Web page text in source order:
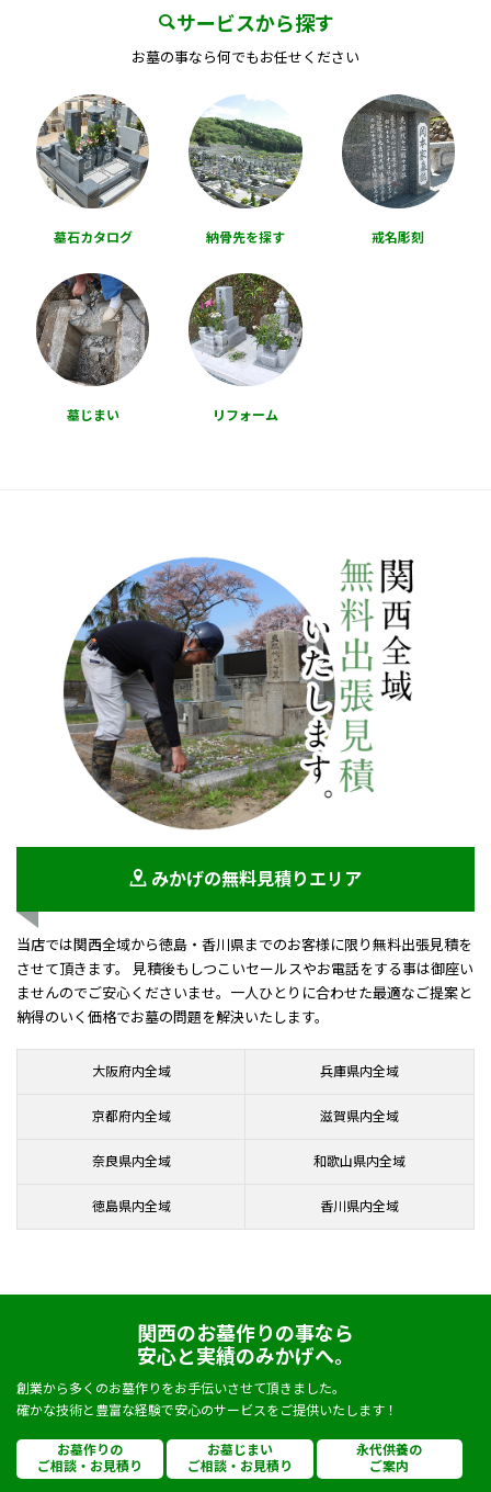
サービスから探す
お墓の事なら何でもお任せください
墓石カタログ 納骨先を探す 戒名彫刻
墓じまい リフォーム
みかげの無料見積りエリア
当店では関西全域から徳島・香川県までのお客様に限り無料出張見積を
させて頂きます。 見積後もしつこいセールスやお電話をする事は御座い
ませんのでご安心くださいませ。一人ひとりに合わせた最適なご提案と
納得のいく価格でお墓の問題を解決いたします。
大阪府内全域 兵庫県内全域
京都府内全域 滋賀県内全域
奈良県内全域 和歌山県内全域
徳島県内全域 香川県内全域
関西のお墓作りの事なら
安心と実績のみかげへ。
創業から多くのお墓作りをお手伝いさせて頂きました。
確かな技術と豊富な経験で安心のサービスをご提供いたします！
お墓作りの
ご相談・お見積り
お墓じまい
ご相談・お見積り
永代供養の
ご案内